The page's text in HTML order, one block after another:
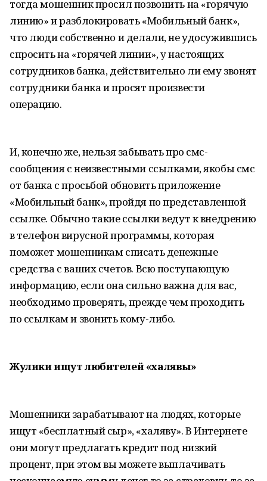
тогда мошенник просил позвонить на «горячую
линию» и разблокировать «Мобильный банк»,
что люди собственно и делали, не удосужившись
спросить на «горячей линии», у настоящих
сотрудников банка, действительно ли ему звонят
сотрудники банка и просят произвести
операцию.
И, конечно же, нельзя забывать про смс-
сообщения с неизвестными ссылками, якобы смс
от банка с просьбой обновить приложение
«Мобильный банк», пройдя по представленной
ссылке. Обычно такие ссылки ведут к внедрению
в телефон вирусной программы, которая
поможет мошенникам списать денежные
средства с ваших счетов. Всю поступающую
информацию, если она сильно важна для вас,
необходимо проверять, прежде чем проходить
по ссылкам и звонить кому-либо.
Жулики ищут любителей «халявы»
Мошенники зарабатывают на людях, которые
ищут «бесплатный сыр», «халяву». В Интернете
они могут предлагать кредит под низкий
процент, при этом вы можете выплачивать